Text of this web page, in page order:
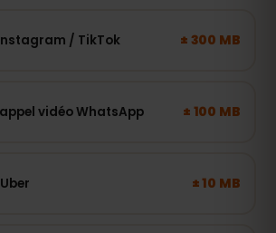
/ TikTok ± 300 MB
vidéo WhatsApp ± 100 MB
± 10 MB